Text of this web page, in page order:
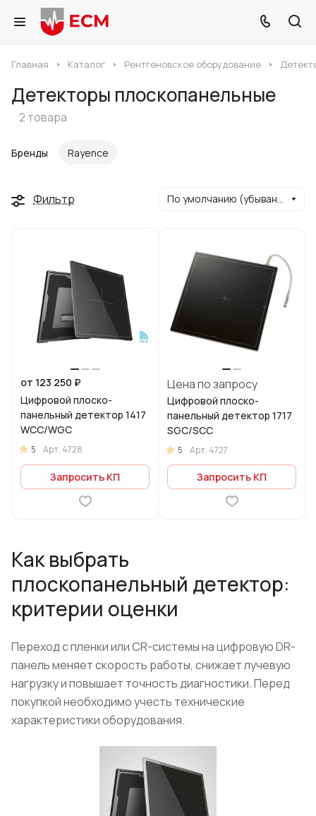
Главная Каталог Рентгеновское оборудование
Детекторы плоскопанельные
2 товара
Бренды Rayence
Фильтр По умолчанию (убывание)
от 123 250 ₽
Цифровой плоско-
панельный детектор 1417
WCC/WGC
5 Арт. 4728
Запросить КП
Цена по запросу
Цифровой плоско-
панельный детектор 1717
SGC/SCC
5 Арт. 4727
Запросить КП
Как выбрать
плоскопанельный детектор:
критерии оценки
Переход с пленки или CR-системы на цифровую DR-
панель меняет скорость работы, снижает лучевую
нагрузку и повышает точность диагностики. Перед
покупкой необходимо учесть технические
характеристики оборудования.